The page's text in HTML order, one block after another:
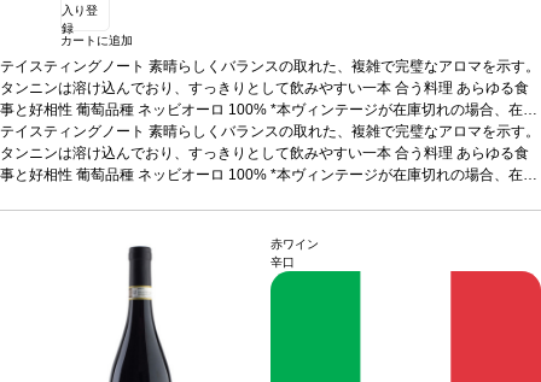
入り登
録
カートに追加
テイスティングノート 素晴らしくバランスの取れた、複雑で完璧なアロマを示す。
タンニンは溶け込んでおり、すっきりとして飲みやすい一本 合う料理 あらゆる食
事と好相性 葡萄品種 ネッビオーロ 100% *本ヴィンテージが在庫切れの場合、在庫
があり価格が同様の場合は自動的に次のヴィンテージに変更されます、ご了承くだ
さい。
テイスティングノート 素晴らしくバランスの取れた、複雑で完璧なアロマを示す。
タンニンは溶け込んでおり、すっきりとして飲みやすい一本 合う料理 あらゆる食
事と好相性 葡萄品種 ネッビオーロ 100% *本ヴィンテージが在庫切れの場合、在庫
赤ワイン
辛口